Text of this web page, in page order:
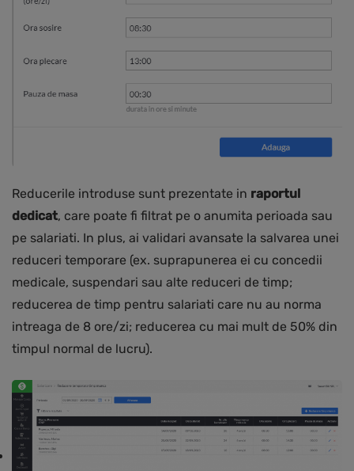
Reducerile introduse sunt prezentate in raportul
dedicat, care poate fi filtrat pe o anumita perioada sau
pe salariati. In plus, ai validari avansate la salvarea unei
reduceri temporare (ex. suprapunerea ei cu concedii
medicale, suspendari sau alte reduceri de timp;
reducerea de timp pentru salariati care nu au norma
intreaga de 8 ore/zi; reducerea cu mai mult de 50% din
timpul normal de lucru).